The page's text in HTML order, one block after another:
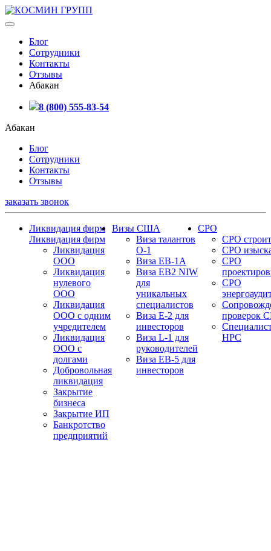
Блог
Сотрудники
Контакты
Отзывы
Абакан
8 (800) 555-83-54
Абакан
Блог
Сотрудники
Контакты
Отзывы
заказать звонок
Ликвидация фирм
Ликвидация фирм
Ликвидация
ООО
Ликвидация
нулевого
ООО
Ликвидация
ООО с одним
учредителем
Ликвидация
ООО с
долгами
Добровольная
ликвидация
Закрытие
бизнеса
Закрытие ИП
Банкротство
предприятий
Визы США
Виза талантов
О-1
Виза EB-1A
Виза EB2 NIW
для
уникальных
специалистов
Виза E-2 для
инвесторов
Виза L-1 для
руководителей
Виза EB-5 для
инвесторов
СРО
СРО
СРО
СРО
СРО
проверок
НРС